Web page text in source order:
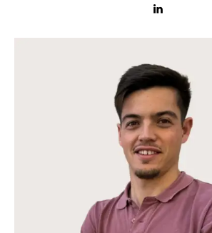
linkedin